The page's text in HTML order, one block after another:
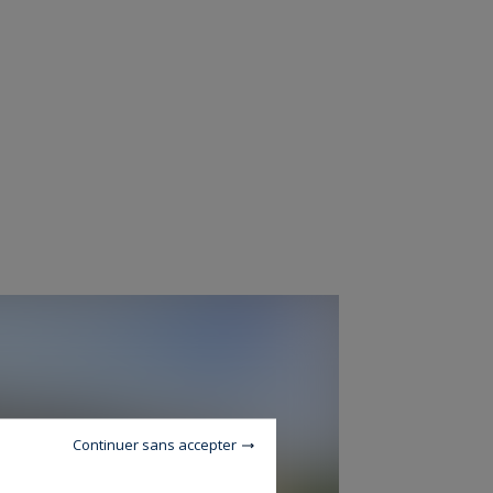
Continuer sans accepter